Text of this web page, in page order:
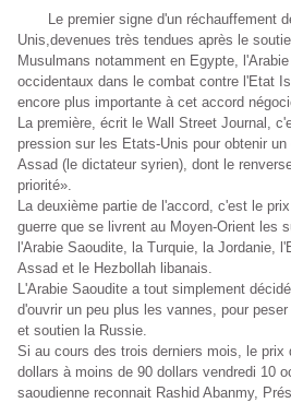
Le premier signe d'un réchauffement
Unis,devenues très tendues après le
Musulmans notamment en Egypte,
occidentaux dans le combat contre l'Etat
encore plus importante à cet accord
La première, écrit le Wall Street Journal,
pression sur les Etats-Unis pour obtenir
Assad (le dictateur syrien), dont le
priorité».
La deuxième partie de l'accord, c'est le
guerre que se livrent au Moyen-Orient les
l'Arabie Saoudite, la Turquie, la Jordanie,
Assad et le Hezbollah libanais.
L'Arabie Saoudite a tout simplement
d'ouvrir un peu plus les vannes, pour
et soutien la Russie.
Si au cours des trois derniers mois, le
dollars à moins de 90 dollars vendredi 10
saoudienne reconnait Rashid Abanmy,